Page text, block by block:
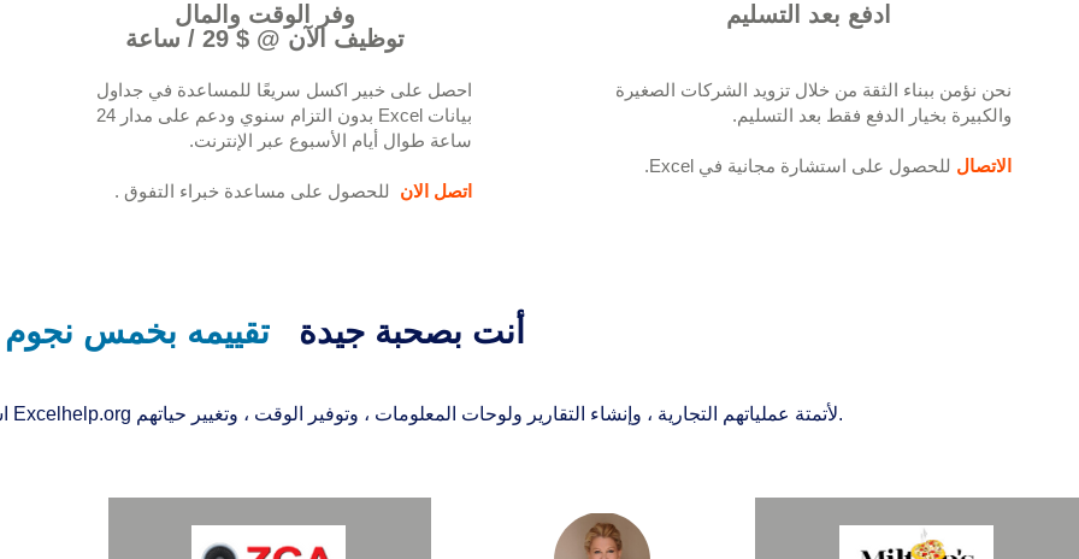
وفر الوقت والمال
توظيف الآن @ $ 29 / ساعة
احصل على خبير اكسل سريعًا للمساعدة في جداول
بيانات Excel بدون التزام سنوي ودعم على مدار 24
ساعة طوال أيام الأسبوع عبر الإنترنت.
اتصل الان للحصول على مساعدة خبراء التفوق .
نحن نؤمن ببناء الثقة من خلال تزويد الشركات الصغيرة
والكبيرة بخيار الدفع فقط بعد التسليم.
الاتصال للحصول على استشارة مجانية في Excel.
أنت بصحبة جيدة تقييمه بخمس نجوم
استخدم الآلاف من الأشخاص حول العالم Excelhelp.org لأتمتة عملياتهم التجارية ، وإنشاء التقارير ولوحات المعلومات ، وتوفير الوقت ، وتغيير حياتهم.